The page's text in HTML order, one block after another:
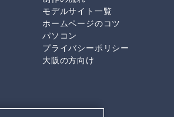
モデルサイト一覧
ホームページのコツ
パソコン
プライバシーポリシー
大阪の方向け